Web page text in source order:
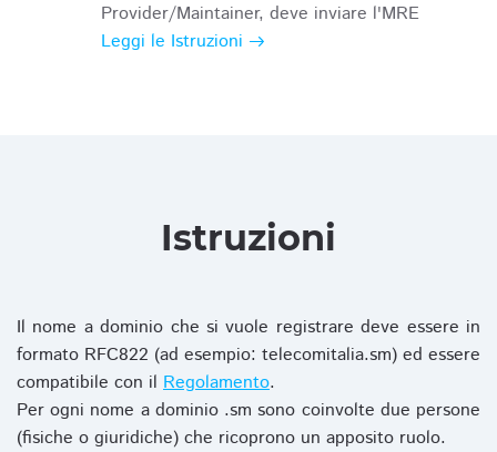
Provider/Maintainer, deve inviare l'MRE
Leggi le Istruzioni
Istruzioni
Il nome a dominio che si vuole registrare deve essere in
formato RFC822 (ad esempio: telecomitalia.sm) ed essere
compatibile con il Regolamento.
Per ogni nome a dominio .sm sono coinvolte due persone
(fisiche o giuridiche) che ricoprono un apposito ruolo.